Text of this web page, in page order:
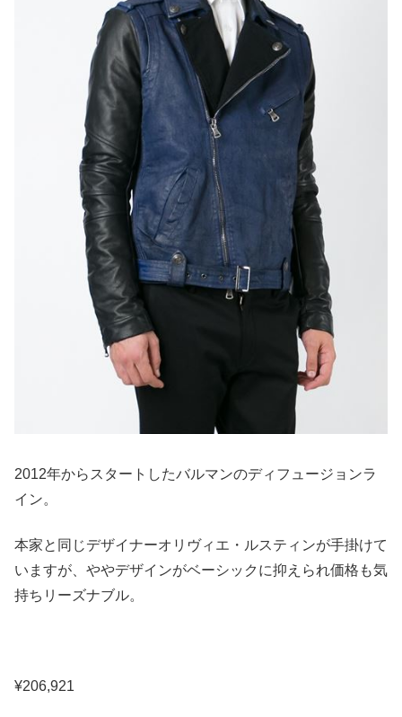
2012年からスタートしたバルマンのディフュージョンラ
イン。
本家と同じデザイナーオリヴィエ・ルスティンが手掛けて
いますが、ややデザインがベーシックに抑えられ価格も気
持ちリーズナブル。
¥206,921